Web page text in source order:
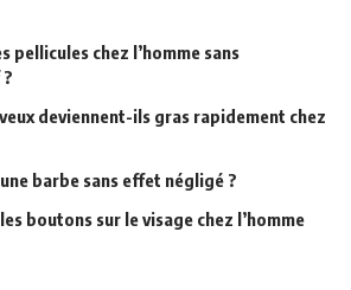
pellicules chez l’homme sans
deviennent-ils gras rapidement chez
barbe sans effet négligé ?
boutons sur le visage chez l’homme